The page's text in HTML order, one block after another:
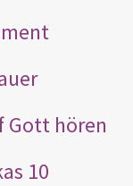
Gott hören
10